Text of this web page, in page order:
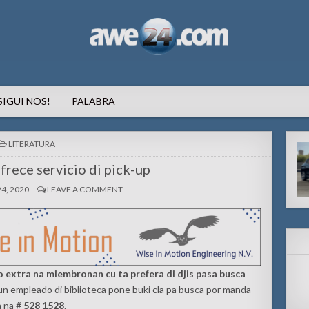
NOS! PALABRA
POSTED
IN
LITERATURA
servicio di pick-up
2020 LEAVE A COMMENT
na miembronan cu ta prefera di djis pasa busca
empleado di biblioteca pone buki cla pa busca por manda
na # 528 1528.